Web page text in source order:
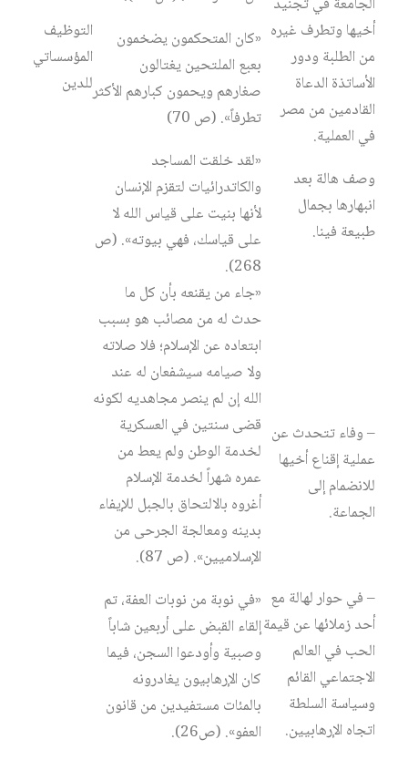
أخيها وتطرف غيره
من الطلبة ودور
الأساتذة الدعاة
القادمين من مصر
في العملية.
وصف هالة بعد
انبهارها بجمال
طبيعة فينا.
«كان المتحكمون يضخمون
بعبع الملتحين يغتالون
صغارهم ويحمون كبارهم الأكثر
تطرفاً». (ص 70)
«لقد خلقت المساجد
والكاتدرائيات لتقزم الإنسان
لأنها بنيت على قياس الله لا
على قياسك، فهي بيوته». (ص
268).
التوظيف
المؤسساتي
للدين
– وفاء تتحدث عن
عملية إقناع أخيها
للانضمام إلى
الجماعة.
– في حوار لهالة مع
أحد زملائها عن قيمة
الحب في العالم
الاجتماعي القائم
وسياسة السلطة
اتجاه الإرهابيين.
«جاء من يقنعه بأن كل ما
حدث له من مصائب هو بسبب
ابتعاده عن الإسلام؛ فلا صلاته
ولا صيامه سيشفعان له عند
الله إن لم ينصر مجاهديه لكونه
قضى سنتين في العسكرية
لخدمة الوطن ولم يعط من
عمره شهراً لخدمة الإسلام
أغروه بالالتحاق بالجبل للإيفاء
بدينه ومعالجة الجرحى من
الإسلاميين». (ص 87).
«في نوبة من نوبات العفة، تم
إلقاء القبض على أربعين شاباً
وصبية وأودعوا السجن، فيما
كان الإرهابيون يغادرونه
بالمئات مستفيدين من قانون
العفو». (ص26).